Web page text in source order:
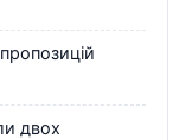
двох